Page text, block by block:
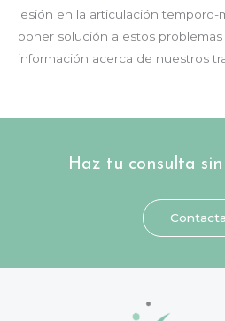
lesión en la articulación temporo-
poner solución a estos
información acerca de nuestros
Haz tu consulta
Contacta